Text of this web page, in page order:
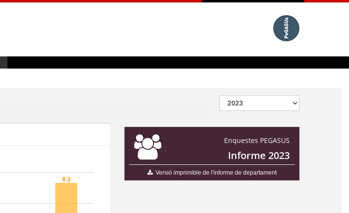
Enquestes PEGASUS
Informe 2023
Versió imprimible de l'informe de departament